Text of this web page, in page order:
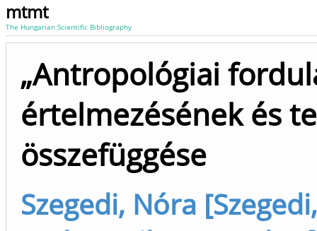
mtmt
The Hungarian Scientific Bibliography
„Antropológiai
értelmezésének és
összefüggése
Szegedi, Nóra